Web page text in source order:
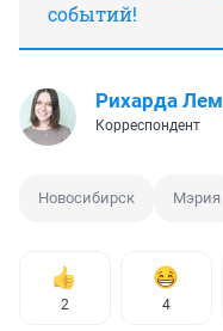
событий!
Рихарда Лем
Корреспондент
Новосибирск Мэрия
2 4